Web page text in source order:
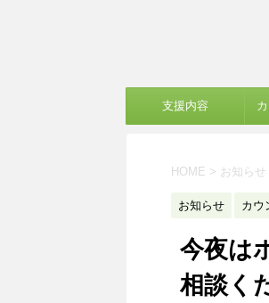
支援内容
HOME > お知らせ
お知らせ カウ
今夜は
相談く